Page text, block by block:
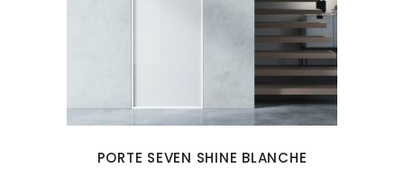
PORTE SEVEN SHINE BLANCHE